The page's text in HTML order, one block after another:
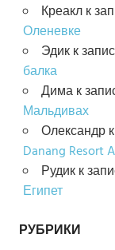
Креаклк
Оленевке
Эдикк
балка
Димак
Мальдивах
Олександр
Danang Resort
Рудикк
Египет
РУБРИКИ